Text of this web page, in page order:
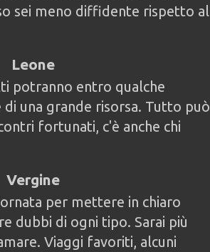
sei meno diffidente rispetto al
Leone
potranno entro qualche
una grande risorsa. Tutto può
fortunati, c'è anche chi
Vergine
per mettere in chiaro
dubbi di ogni tipo. Sarai più
Viaggi favoriti, alcuni